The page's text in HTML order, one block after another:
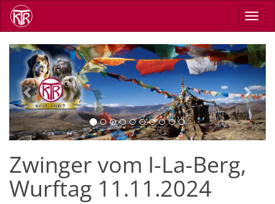
Direkt
zum
Inhalt
Previous Next
Zwinger vom I-La-Berg,
Wurftag 11.11.2024